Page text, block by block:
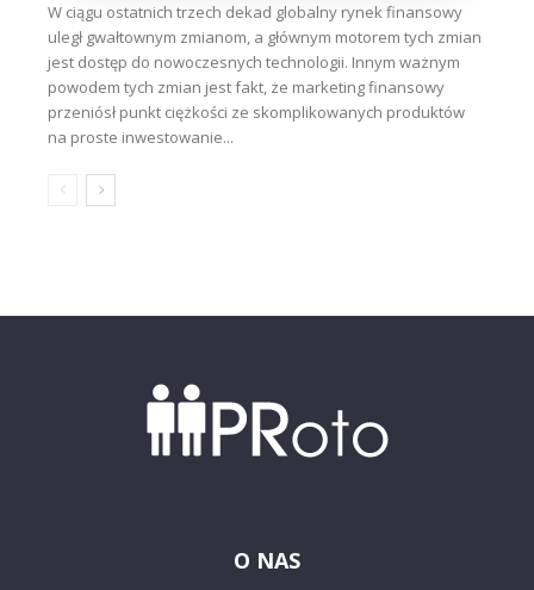
W ciągu ostatnich trzech dekad globalny rynek finansowy
uległ gwałtownym zmianom, a głównym motorem tych zmian
jest dostęp do nowoczesnych technologii. Innym ważnym
powodem tych zmian jest fakt, że marketing finansowy
przeniósł punkt ciężkości ze skomplikowanych produktów
na proste inwestowanie...
O NAS